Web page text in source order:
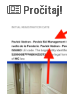
Pročitaj!